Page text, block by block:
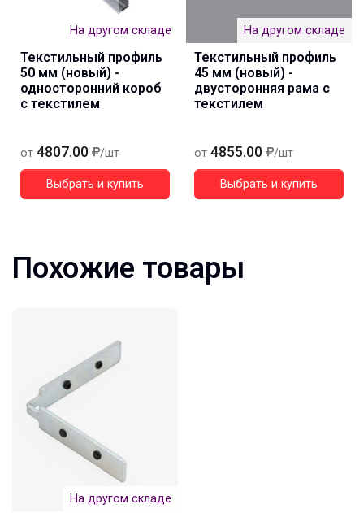
На другом складе
Текстильный профиль
50 мм (новый) -
односторонний короб
с текстилем
от 4807.00 /шт
Выбрать и купить
На другом складе
Текстильный профиль
45 мм (новый) -
двусторонняя рама с
текстилем
от 4855.00 /шт
Выбрать и купить
Похожие товары
На другом складе